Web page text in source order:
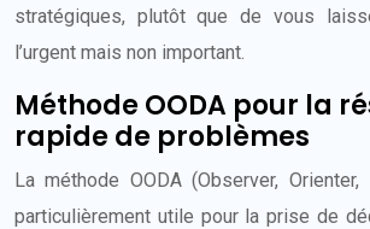
stratégiques, plutôt que de vous
l’urgent mais non important.
Méthode OODA pour la
rapide de problèmes
La méthode OODA (Observer,
particulièrement utile pour la prise de